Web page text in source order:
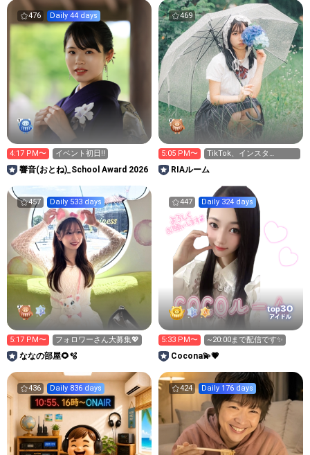
476 Daily 44 days
4:17 PM〜 イベント初日‼️
響音(おとね)_School Award 2026
469
5:05 PM〜
TikTok、インスタ
RIAルーム
457 Daily 533 days
5:17 PM〜 フォロワーさん大募集💖
ななの部屋🌻🫧
447 Daily 324 days
top30
アイドル
5:33 PM〜 ~20:00まで配信です✨
Cocona💫💗
436 Daily 836 days 424 Daily 176 days